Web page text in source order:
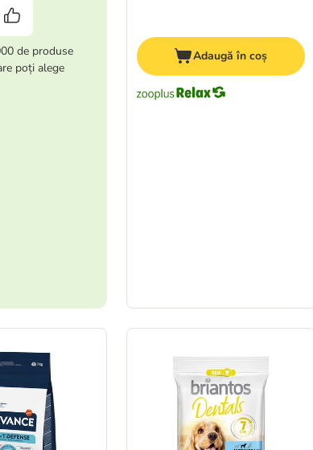
de produse
poți alege
Adaugă în coș